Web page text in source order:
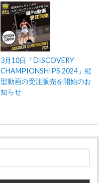
3月10日「DISCOVERY
CHAMPIONSHIPS 2024」縦
型動画の受注販売を開始のお
知らせ